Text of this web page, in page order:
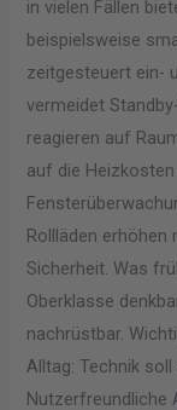
in vielen Fällen
beispielsweise
zeitgesteuert ein-
vermeidet
reagieren auf
auf die
Rollläden
Sicherheit. Was
Oberklasse
nachrüstbar.
Alltag: Technik
Nutzerfreundliche